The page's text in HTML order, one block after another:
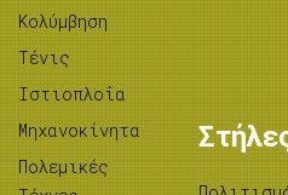
Κολύμβηση
Τένις
Ιστιοπλοΐα
Μηχανοκίνητα
Πολεμικές